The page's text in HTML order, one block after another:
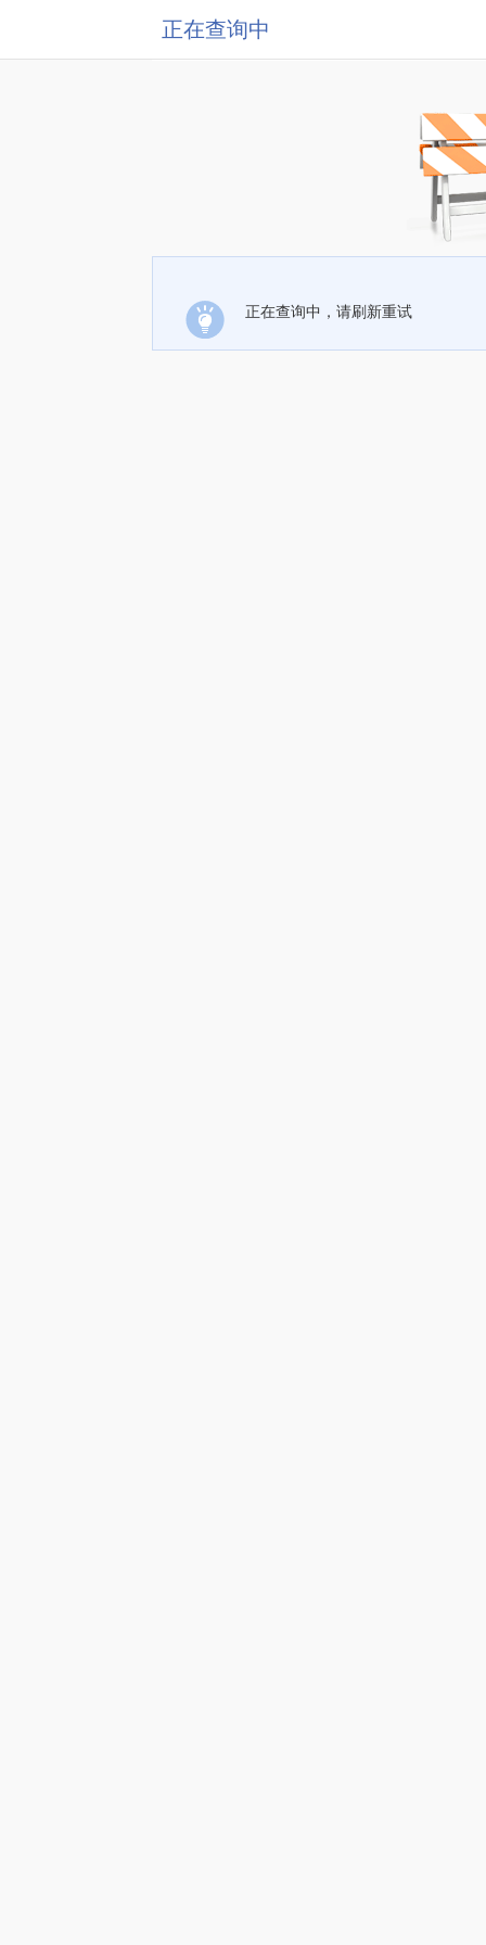
正在查询中
正在查询中，请刷新重试